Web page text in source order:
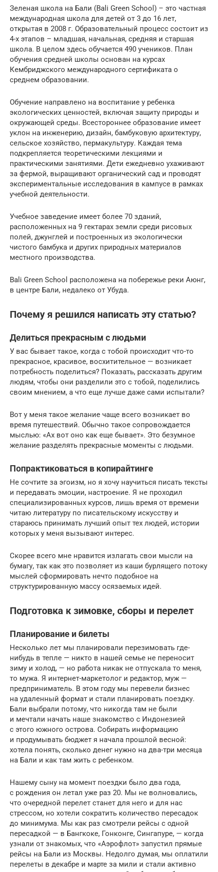
Зеленая школа на Бали (Bali Green School) – это частная
международная школа для детей от 3 до 16 лет,
открытая в 2008 г. Образовательный процесс состоит из
4-х этапов – младшая, начальная, средняя и старшая
школа. В целом здесь обучается 490 учеников. План
обучения средней школы основан на курсах
Кембриджского международного сертификата о
среднем образовании.
Обучение направлено на воспитание у ребенка
экологических ценностей, включая защиту природы и
окружающей среды. Всестороннее образование имеет
уклон на инженерию, дизайн, бамбуковую архитектуру,
сельское хозяйство, пермакультуру. Каждая тема
подкрепляется теоретическими лекциями и
практическими занятиями. Дети ежедневно ухаживают
за фермой, выращивают органический сад и проводят
экспериментальные исследования в кампусе в рамках
учебной деятельности.
Учебное заведение имеет более 70 зданий,
расположенных на 9 гектарах земли среди рисовых
полей, джунглей и построенных из экологически
чистого бамбука и других природных материалов
местного производства.
Bali Green School расположена на побережье реки Аюнг,
в центре Бали, недалеко от Убуда.
Почему я решился написать эту статью?
Делиться прекрасным с людьми
У вас бывает такое, когда с тобой происходит что-то
прекрасное, красивое, восхитительное — возникает
потребность поделиться? Показать, рассказать другим
людям, чтобы они разделили это с тобой, поделились
своим мнением, а что еще лучше даже сами испытали?
Вот у меня такое желание чаще всего возникает во
время путешествий. Обычно такое сопровождается
мыслью: «Ах вот оно как еще бывает». Это безумное
желание разделять прекрасные моменты с людьми.
Попрактиковаться в копирайтинге
Не сочтите за эгоизм, но я хочу научиться писать тексты
и передавать эмоции, настроение. Я не проходил
специализированных курсов, лишь время от времени
читаю литературу по писательскому искусству и
стараюсь принимать лучший опыт тех людей, истории
которых у меня вызывают интерес.
Скорее всего мне нравится излагать свои мысли на
бумагу, так как это позволяет из каши бурлящего потоку
мыслей сформировать нечто подобное на
структурированную массу осязаемых идей.
Подготовка к зимовке, сборы и перелет
Планирование и билеты
Несколько лет мы планировали перезимовать где-
нибудь в тепле — никто в нашей семье не переносит
зиму и холод, — но работа никак не отпускала то меня,
то мужа. Я интернет-маркетолог и редактор, муж —
предприниматель. В этом году мы перевели бизнес
на удаленный формат и стали планировать поездку.
Бали выбрали потому, что никогда там не были
и мечтали начать наше знакомство с Индонезией
с этого южного острова. Собирать информацию
и продумывать бюджет я начала прошлой весной:
хотела понять, сколько денег нужно на два-три месяца
на Бали и как там жить с ребенком.
Нашему сыну на момент поездки было два года,
с рождения он летал уже раз 20. Мы не волновались,
что очередной перелет станет для него и для нас
стрессом, но хотели сократить количество пересадок
до минимума. Мы как раз смотрели рейсы с одной
пересадкой — в Бангкоке, Гонконге, Сингапуре, — когда
узнали от знакомых, что «Аэрофлот» запустил прямые
рейсы на Бали из Москвы. Недолго думая, мы оплатили
перелеты в декабре и марте за мили и стали активно